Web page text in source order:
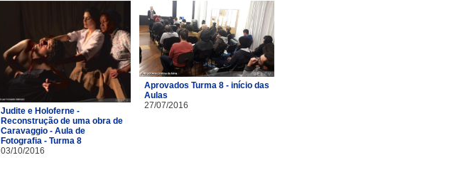
Judite e Holoferne -
Reconstrução de uma obra de
Caravaggio - Aula de
Fotografia - Turma 8
03/10/2016
Aprovados Turma 8 - início das
Aulas
27/07/2016